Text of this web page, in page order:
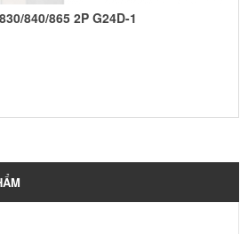
840/865 2P G24D-1